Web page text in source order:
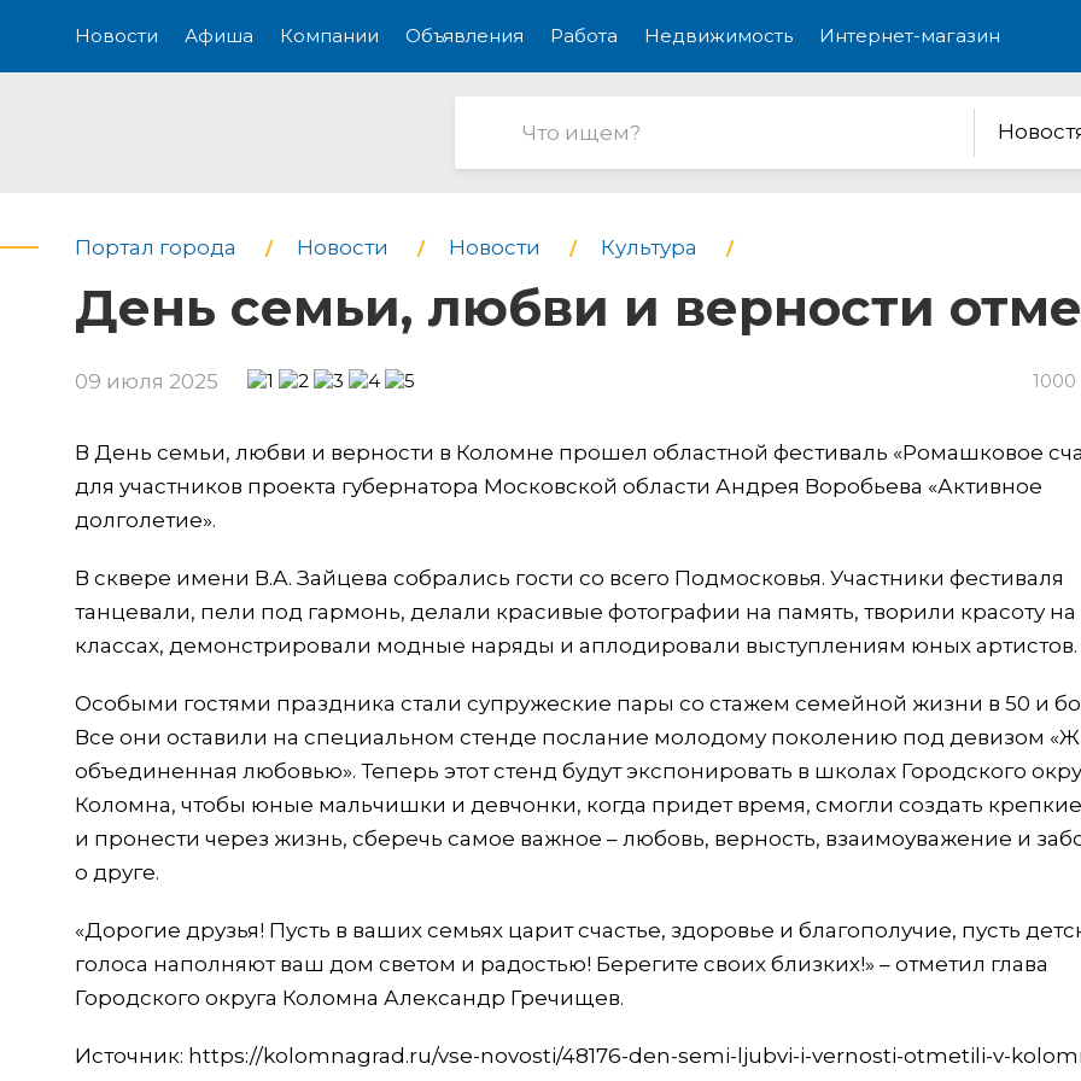
Новости Афиша Компании Объявления Работа Недвижимость Интернет-магазин
Портал города Новости Новости Культура
День семьи, любви и верности
09 июля 2025 1000
В День семьи, любви и верности в Коломне прошел областной фестиваль «Ромашковое
для участников проекта губернатора Московской области Андрея Воробьева «Активное
долголетие».
В сквере имени В.А. Зайцева собрались гости со всего Подмосковья. Участники фестиваля
танцевали, пели под гармонь, делали красивые фотографии на память, творили красоту
классах, демонстрировали модные наряды и аплодировали выступлениям юных артистов.
Особыми гостями праздника стали супружеские пары со стажем семейной жизни в 50 и
Все они оставили на специальном стенде послание молодому поколению под девизом
объединенная любовью». Теперь этот стенд будут экспонировать в школах Городского
Коломна, чтобы юные мальчишки и девчонки, когда придет время, смогли создать
и пронести через жизнь, сберечь самое важное – любовь, верность, взаимоуважение и
о друге.
«Дорогие друзья! Пусть в ваших семьях царит счастье, здоровье и благополучие, пусть
голоса наполняют ваш дом светом и радостью! Берегите своих близких!» – отметил глава
Городского округа Коломна Александр Гречищев.
Источник: https://kolomnagrad.ru/vse-novosti/48176-den-semi-ljubvi-i-vernosti-otmetili-v-